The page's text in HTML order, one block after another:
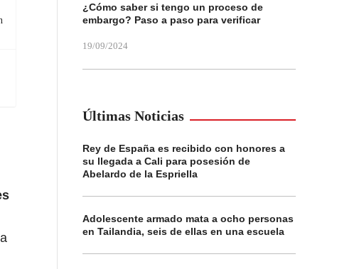
¿Cómo saber si tengo un proceso de
embargo? Paso a paso para verificar
19/09/2024
Últimas Noticias
Rey de España es recibido con honores a
su llegada a Cali para posesión de
Abelardo de la Espriella
Adolescente armado mata a ocho personas
en Tailandia, seis de ellas en una escuela